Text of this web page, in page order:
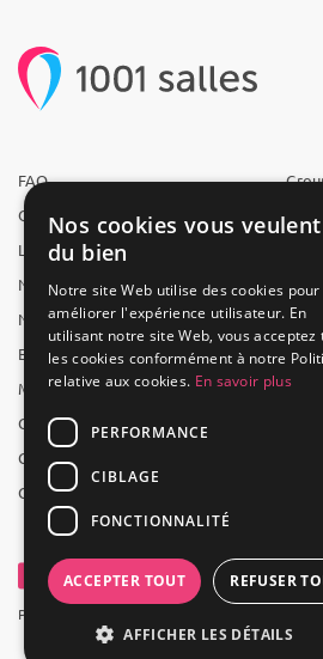
FAQ
Qui sommes-nous ?
L'équipe
Nous recrutons
Nos partenaires
Espace presse
Mentions légales
CGV
CGU
Contact
1001
MP2
Powered by Groupe 1001Salles
Nos cookies vous veulent
du bien
Notre site Web utilise des cookies pour
améliorer l'expérience utilisateur. En
utilisant notre site Web, vous acceptez
les cookies conformément à notre
relative aux cookies. En savoir plus
PERFORMANCE
CIBLAGE
FONCTIONNALITÉ
ACCEPTER TOUT REFUSER
AFFICHER LES DÉTAILS